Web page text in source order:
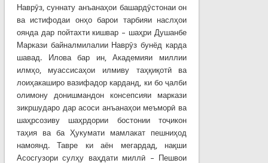
Наврӯз, суннату анъанаҳои башардӯстонаи он
ва истифодаи онҳо барои тарбияи наслҳои
оянда дар пойтахти кишвар – шаҳри Душанбе
Маркази байналмилалии Наврӯз бунёд карда
шавад. Илова бар ин, Академияи миллии
илмҳо, муассисаҳои илмиву таҳқиқотӣ ва
лоиҳакаширо вазифадор карданд, ки бо ҷалби
олимону донишмандон консепсияи маркази
зикршударо дар асоси анъанаҳои меъморӣ ва
шаҳрсозиву шаҳрдории бостонии тоҷикон
таҳия ва ба Ҳукумати мамлакат пешниҳод
намоянд. Тавре ки аён мегардад, нақши
Асосгузори сулҳу ваҳдати миллӣ – Пешвои